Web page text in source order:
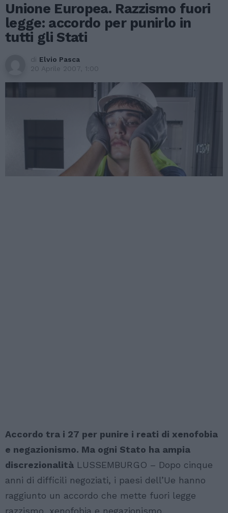
Unione Europea. Razzismo fuori
legge: accordo per punirlo in
tutti gli Stati
di Elvio Pasca
20 Aprile 2007, 1:00
Accordo tra i 27 per punire i reati di xenofobia
e negazionismo. Ma ogni Stato ha ampia
discrezionalità LUSSEMBURGO – Dopo cinque
anni di difficili negoziati, i paesi dell’Ue hanno
raggiunto un accordo che mette fuori legge